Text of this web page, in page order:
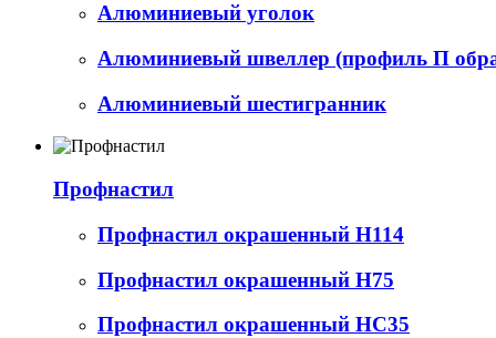
Алюминиевый уголок
Алюминиевый швеллер (профиль П
Алюминиевый шестигранник
Профнастил
Профнастил окрашенный Н114
Профнастил окрашенный Н75
Профнастил окрашенный НС35